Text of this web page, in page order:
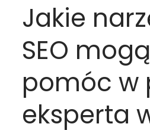
Jakie
SEO mogą
pomóc w
eksperta